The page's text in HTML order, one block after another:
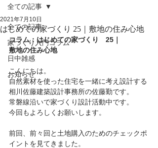
全ての記事
家づくり入門コラム
日中雑感
お知らせ
全ての記事
はじめての家づくり 25｜敷地の住み心地
2021年7月10日
コラム：はじめての家づくり　25｜
敷地の住み心地
こんにちは。
自然素材を使った住宅を一緒に考え設計する
相川佐藤建築設計事務所の佐藤勤です。
常磐線沿いで家づくり設計活動中です。
今回もよろしくお願いします。
前回、前々回と土地購入のためのチェックポ
イントを見てきました。